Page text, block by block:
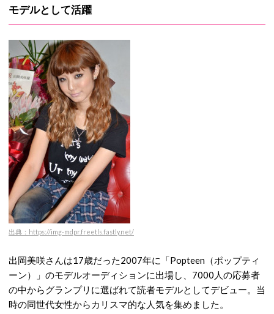
モデルとして活躍
出典：https://img-mdpr.freetls.fastly.net/
出岡美咲さんは17歳だった2007年に「Popteen（ポップティ
ーン）」のモデルオーディションに出場し、7000人の応募者
の中からグランプリに選ばれて読者モデルとしてデビュー。当
時の同世代女性からカリスマ的な人気を集めました。